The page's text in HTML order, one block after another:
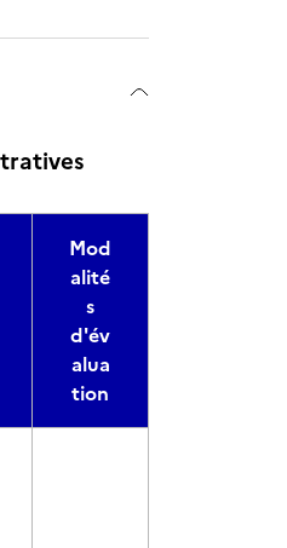
Mod
alité
s
d'év
alua
tion